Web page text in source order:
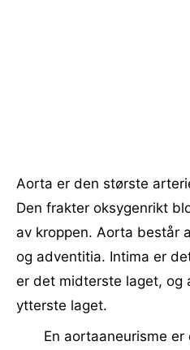
Aorta er den største
Den frakter oksygenrikt
av kroppen. Aorta består
og adventitia. Intima er
er det midterste laget, og
ytterste laget.
En aortaaneurisme